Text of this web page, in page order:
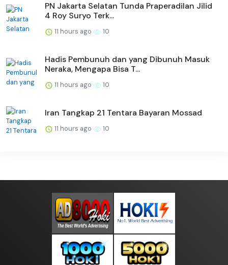
PN Jakarta Selatan Tunda Praperadilan Jilid
4 Roy Suryo Terk...
11 hours ago 10
Hadis Pembunuh dan yang Dibunuh Masuk
Neraka, Mengapa Bisa T...
11 hours ago 10
Iran Tangkap 21 Tentara Bayaran Mossad
11 hours ago 10